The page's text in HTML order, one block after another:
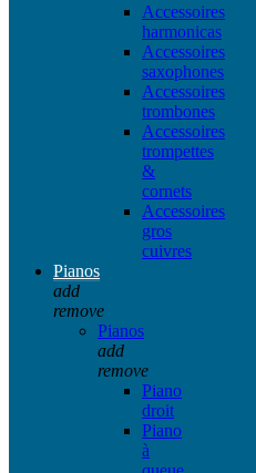
Accessoires
harmonicas
Accessoires
saxophones
Accessoires
trombones
Accessoires
trompettes
&
cornets
Accessoires
gros
cuivres
Pianos
add
remove
Pianos
add
remove
Piano
droit
Piano
à